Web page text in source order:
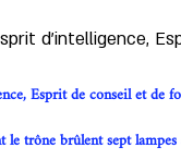
d'intelligence,
Esprit de conseil et de
trône brûlent sept